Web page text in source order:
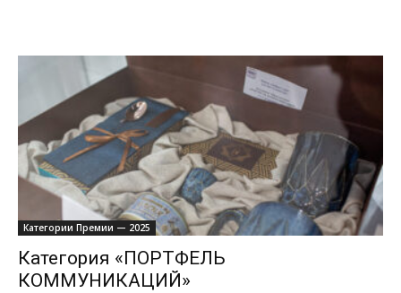
Категории Премии — 2025
Категория «ПОРТФЕЛЬ
КОММУНИКАЦИЙ»